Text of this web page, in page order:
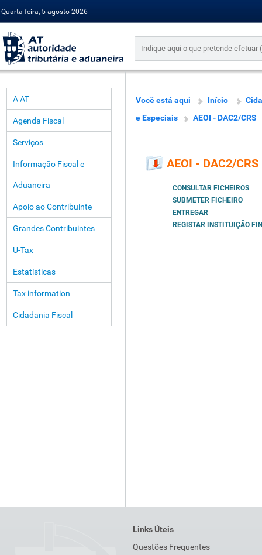
Quarta-feira, 5 agosto 2026
A AT
Agenda Fiscal
Serviços
Informação Fiscal e
Aduaneira
Apoio ao Contribuinte
Grandes Contribuintes
U-Tax
Estatísticas
Tax information
Cidadania Fiscal
Você está aqui Início
e Especiais
AEOI - DAC2/CRS
AEOI - DAC2/CRS
CONSULTAR FICHEIROS
SUBMETER FICHEIRO
ENTREGAR
REGISTAR INSTITUIÇÃO
Links Úteis
Questões Frequentes